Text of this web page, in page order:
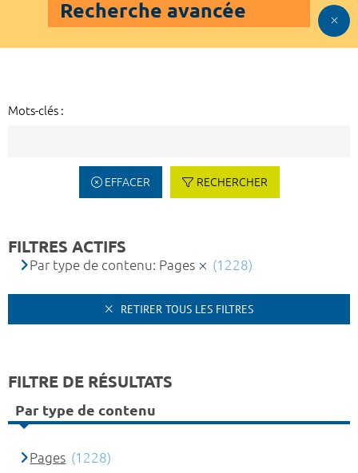
Recherche avancée
Mots-clés :
EFFACER RECHERCHER
FILTRES ACTIFS
Par type de contenu: Pages (1228)
RETIRER TOUS LES FILTRES
FILTRE DE RÉSULTATS
Par type de contenu
Pages (1228)